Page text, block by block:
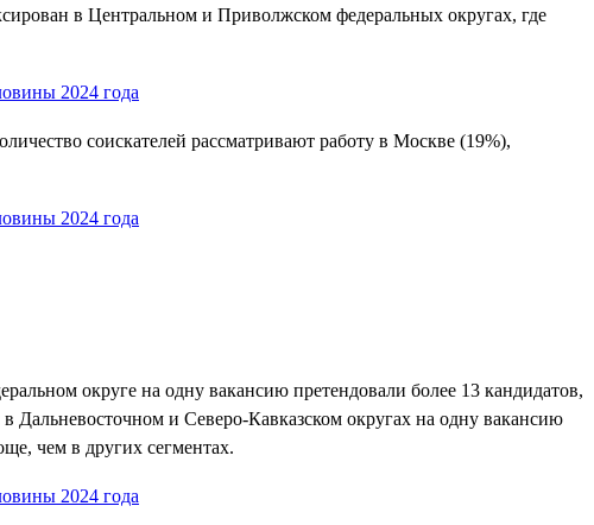
в Центральном и Приволжском федеральных округах, где
соискателей рассматривают работу в Москве (19%),
округе на одну вакансию претендовали более 13 кандидатов,
Дальневосточном и Северо-Кавказском округах на одну вакансию
чем в других сегментах.